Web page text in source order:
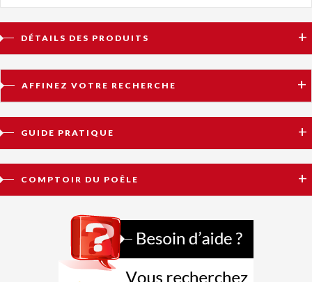
DÉTAILS DES PRODUITS
AFFINEZ VOTRE RECHERCHE
GUIDE PRATIQUE
COMPTOIR DU POÊLE